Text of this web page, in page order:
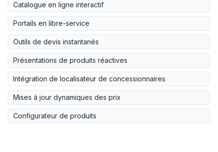
Catalogue en ligne interactif
Portails en libre-service
Outils de devis instantanés
Présentations de produits réactives
Intégration de localisateur de concessionnaires
Mises à jour dynamiques des prix
Configurateur de produits